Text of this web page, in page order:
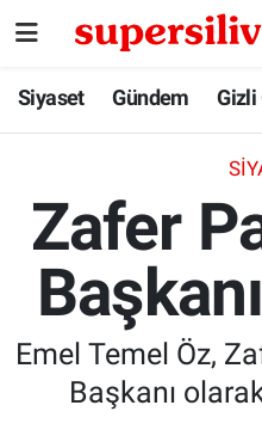
Siyaset Gündem Gizli
Zafer
Emel Temel Öz,
Başkanı
Siyaset
Gizli Gündem
Belediye
Polemik
İstanbul Nöbetçi
İstanbul Hava Durumu
İstanbul Namaz
İstanbul Trafik
Süper Lig Puan
Tüm Manşetler